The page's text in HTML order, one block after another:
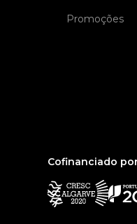
Promoções
Cofinanciado